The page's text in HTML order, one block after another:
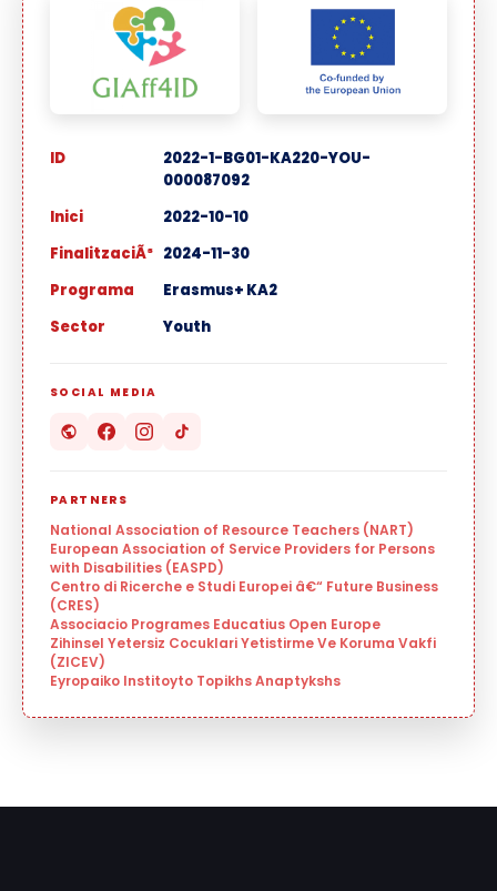
ID
2022-1-BG01-KA220-YOU-
000087092
Inici
2022-10-10
FinalitzaciÃ³ 2024-11-30
Programa
Erasmus+ KA2
Sector
Youth
SOCIAL MEDIA
PARTNERS
National Association of Resource Teachers (NART)
European Association of Service Providers for Persons
with Disabilities (EASPD)
Centro di Ricerche e Studi Europei â€“ Future Business
(CRES)
Associacio Programes Educatius Open Europe
Zihinsel Yetersiz Cocuklari Yetistirme Ve Koruma Vakfi
(ZICEV)
Eyropaiko Institoyto Topikhs Anaptykshs